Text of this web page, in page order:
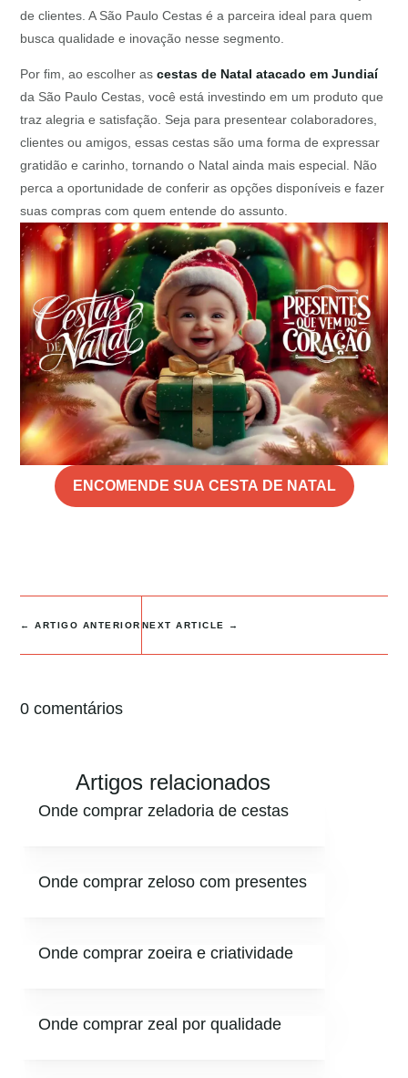
de clientes. A São Paulo Cestas é a parceira ideal para quem
busca qualidade e inovação nesse segmento.
Por fim, ao escolher ascestas de Natal atacado em Jundiaí
da São Paulo Cestas, você está investindo em um produto que
traz alegria e satisfação. Seja para presentear colaboradores,
clientes ou amigos, essas cestas são uma forma de expressar
gratidão e carinho, tornando o Natal ainda mais especial. Não
perca a oportunidade de conferir as opções disponíveis e fazer
suas compras com quem entende do assunto.
ENCOMENDE SUA CESTA DE NATAL
←ARTIGO ANTERIOR NEXT ARTICLE →
0 comentários
Artigos relacionados
Onde comprar zeladoria de cestas
Onde comprar zeloso com presentes
Onde comprar zoeira e criatividade
Onde comprar zeal por qualidade